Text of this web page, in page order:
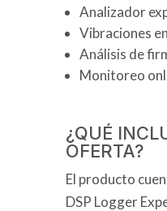
Analizador
Vibraciones
Análisis de
Monitoreo
¿QUÉ
OFERTA?
El producto
DSP Logger